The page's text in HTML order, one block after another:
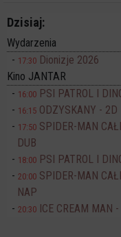
Dzisiaj:
Wydarzenia
17:30 Dionizje 2026
Kino JANTAR
16:00 PSI PATROL I
16:15 ODZYSKANY - 2D
17:50 SPIDER-MAN
DUB
18:00 PSI PATROL I
20:00 SPIDER-MAN
NAP
20:30 ICE CREAM MAN